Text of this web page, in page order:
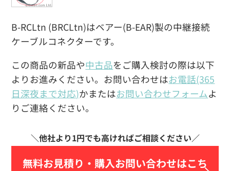
B-RCLtn (BRCLtn)はベアー(B-EAR)製の中継接続
ケーブルコネクターです。
この商品の新品や中古品をご購入検討の際は以下
よりお進みください。お問い合わせはお電話(365
日深夜まで対応)かまたはお問い合わせフォームよ
りご連絡ください。
無料お見積り・ 購入お問い合わせはこち